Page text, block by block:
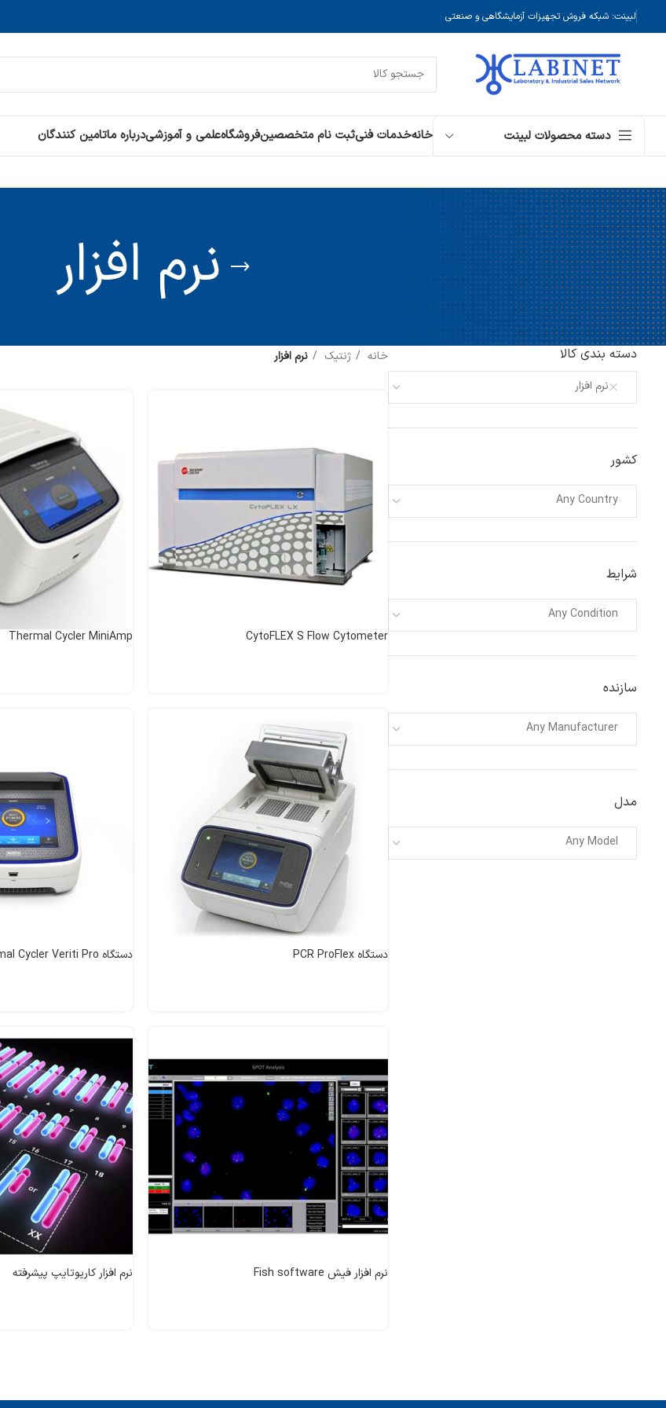
لبینت: شبکه فروش تجهیزات آزمایشگاهی و صنعتی
دسته محصولات لبینت خانهخدمات فنیثبت نام متخصصینفروشگاهعلمی و آموزشیدرباره ماتامین کنندگان
نرم افزار
دسته بندی کالا
نرم افزار
کشور
Any Country
شرایط
Any Condition
سازنده
Any Manufacturer
مدل
Any Model
خانه ژنتیک نرم افزار
CytoFLEX S Flow Cytometer
Thermal Cycler MiniAmp
دستگاه PCR ProFlex دستگاه Thermal Cycler Veriti Pro
نرم افزار فیش Fish software نرم افزار کاریوتایپ پیشرفته